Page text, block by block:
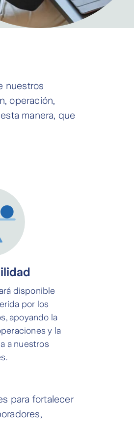
nuestros
operación,
manera, que
disponible
por los
apoyando la
y la
a nuestros
para fortalecer